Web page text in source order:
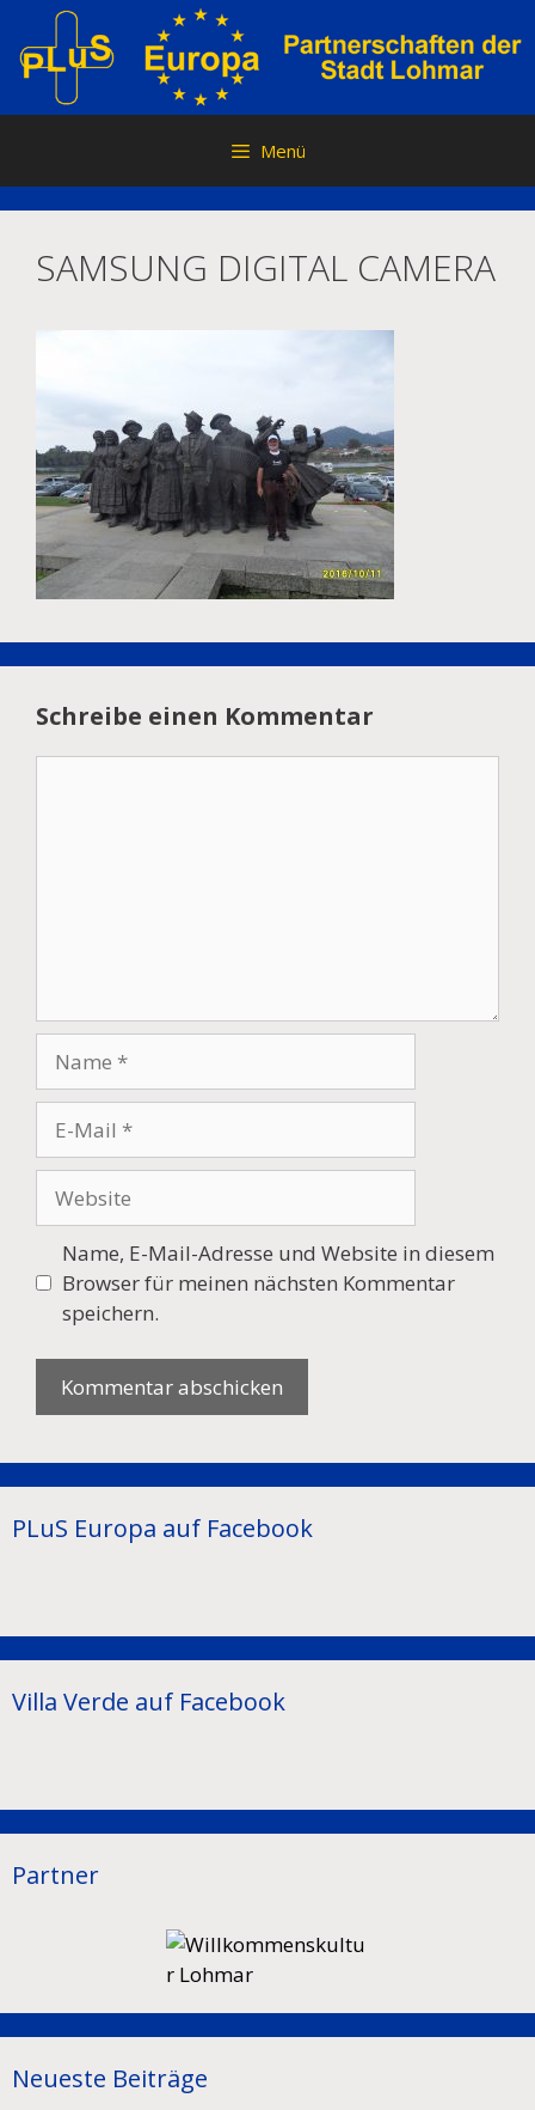
Inhalt
springen
Menü
SAMSUNG DIGITAL CAMERA
Schreibe einen Kommentar
Mail
Name, E-Mail-Adresse und Website in diesem
Browser für meinen nächsten Kommentar
speichern.
PLuS Europa auf Facebook
Villa Verde auf Facebook
Partner
Neueste Beiträge